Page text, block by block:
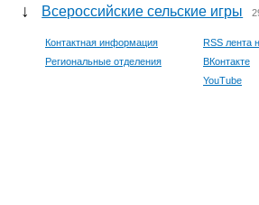
↓ Всероссийские сельские игры
Контактная информация
Региональные отделения
RSS лента
ВКонтакте
YouTube